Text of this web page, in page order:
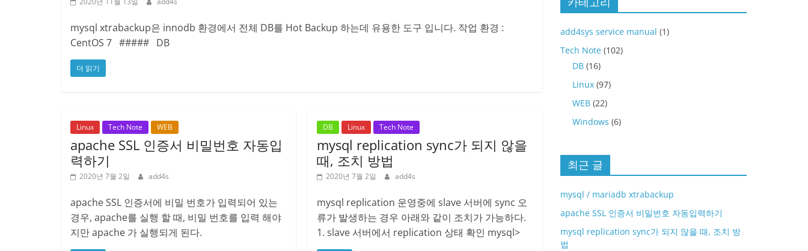
mysql xtrabackup은 innodb 환경에서 전체 DB를 Hot Backup 하는데 유용한 도구 입니다. 작업 환경 :
CentOS 7 ##### DB
더 읽기
Linux Tech Note WEB
apache SSL 인증서 비밀번호 자동입
력하기
2020년 7월 2일 add4s
apache SSL 인증서에 비밀 번호가 입력되어 있는
경우, apache를 실행 할 때, 비밀 번호를 입력 해야
지만 apache 가 실행되게 된다.
DB Linux Tech Note
mysql replication sync가 되지 않을
때, 조치 방법
2020년 7월 2일 add4s
mysql replication 운영중에 slave 서버에 sync 오
류가 발생하는 경우 아래와 같이 조치가 가능하다.
1. slave 서버에서 replication 상태 확인 mysql>
add4sys service manual (1)
Tech Note (102)
DB (16)
Linux (97)
WEB (22)
Windows (6)
최근 글
mysql / mariadb xtrabackup
apache SSL 인증서 비밀번호 자동입력하기
mysql replication sync가 되지 않을 때, 조치 방
법